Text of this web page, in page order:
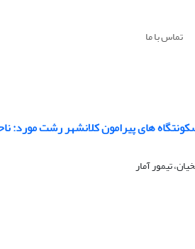
تماس با ما
های پیرامون کلانشهر رشت مورد:
تیمور آمار